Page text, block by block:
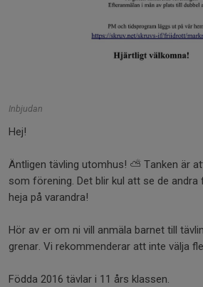
Inbjudan
Hej!
Äntligen tävling utomhus! ⛅️ Tanken är
som förening. Det blir kul att se de andra
heja på varandra!
Hör av er om ni vill anmäla barnet till
grenar. Vi rekommenderar att inte välja
Födda 2016 tävlar i 11 års klassen.